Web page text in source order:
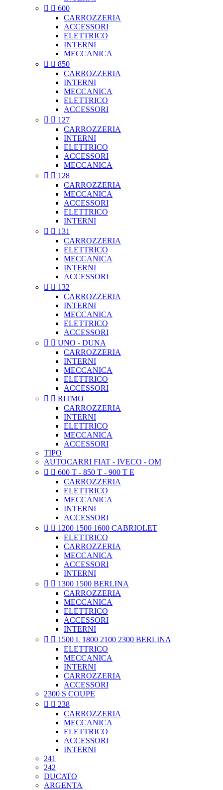
  600
CARROZZERIA
ACCESSORI
ELETTRICO
INTERNI
MECCANICA
  850
CARROZZERIA
INTERNI
MECCANICA
ELETTRICO
ACCESSORI
  127
CARROZZERIA
INTERNI
ELETTRICO
ACCESSORI
MECCANICA
  128
CARROZZERIA
MECCANICA
ACCESSORI
ELETTRICO
INTERNI
  131
CARROZZERIA
ELETTRICO
MECCANICA
INTERNI
ACCESSORI
  132
CARROZZERIA
INTERNI
MECCANICA
ELETTRICO
ACCESSORI
  UNO - DUNA
CARROZZERIA
INTERNI
MECCANICA
ELETTRICO
ACCESSORI
  RITMO
CARROZZERIA
INTERNI
ELETTRICO
MECCANICA
ACCESSORI
TIPO
AUTOCARRI FIAT - IVECO - OM
  600 T - 850 T - 900 T E
CARROZZERIA
ELETTRICO
MECCANICA
INTERNI
ACCESSORI
  1200 1500 1600 CABRIOLET
ELETTRICO
CARROZZERIA
MECCANICA
ACCESSORI
INTERNI
  1300 1500 BERLINA
CARROZZERIA
MECCANICA
ELETTRICO
ACCESSORI
INTERNI
  1500 L 1800 2100 2300 BERLINA
ELETTRICO
MECCANICA
INTERNI
CARROZZERIA
ACCESSORI
2300 S COUPE
  238
CARROZZERIA
MECCANICA
ELETTRICO
ACCESSORI
INTERNI
241
242
DUCATO
ARGENTA